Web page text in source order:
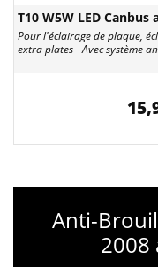
T10 W5W LED
Pour l'éclairage de plaque,
extra plates - Avec système
Anti-
2008